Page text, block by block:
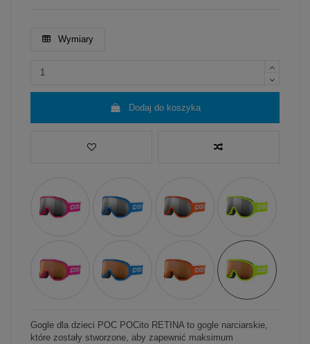
Wymiary
Dodaj do koszyka
Gogle dla dzieci POC POCito RETINA to gogle narciarskie,
które zostały stworzone, aby zapewnić maksimum